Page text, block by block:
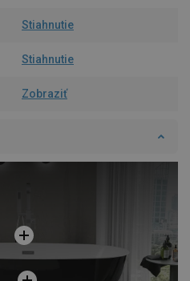
Stiahnutie
Stiahnutie
Zobraziť